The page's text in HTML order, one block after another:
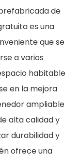
de
es una
que se
a varios
habitable
en la mejora
ampliable
alta calidad y
durabilidad y
ofrece una